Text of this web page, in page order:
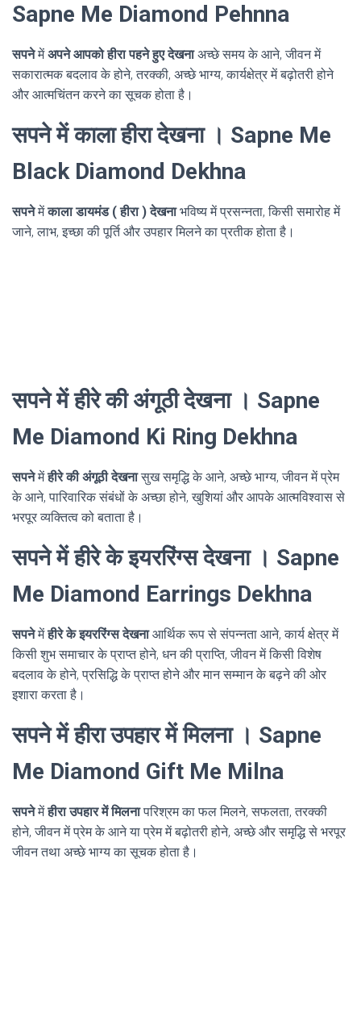
Sapne Me Diamond Pehnna
सपनेमेंअपने आपको हीरा पहने हुए देखनाअच्छे समय के आने, जीवन में
सकारात्मक बदलाव के होने, तरक्की, अच्छे भाग्य, कार्यक्षेत्र में बढ़ोतरी होने
और आत्मचिंतन करने का सूचक होता है।
सपने में काला हीरा देखना । Sapne Me
Black Diamond Dekhna
सपनेमेंकाला डायमंड ( हीरा ) देखनाभविष्य में प्रसन्नता, किसी समारोह में
जाने, लाभ, इच्छा की पूर्ति और उपहार मिलने का प्रतीक होता है।
सपने में हीरे की अंगूठी देखना । Sapne
Me Diamond Ki Ring Dekhna
सपनेमेंहीरे की अंगूठी देखनासुख समृद्धि के आने, अच्छे भाग्य, जीवन में प्रेम
के आने, पारिवारिक संबंधों के अच्छा होने, खुशियां और आपके आत्मविश्वास से
भरपूर व्यक्तित्व को बताता है।
सपने में हीरे के इयररिंग्स देखना । Sapne
Me Diamond Earrings Dekhna
सपनेमेंहीरे के इयररिंग्स देखनाआर्थिक रूप से संपन्नता आने, कार्य क्षेत्र में
किसी शुभ समाचार के प्राप्त होने, धन की प्राप्ति, जीवन में किसी विशेष
बदलाव के होने, प्रसिद्धि के प्राप्त होने और मान सम्मान के बढ़ने की ओर
इशारा करता है।
सपने में हीरा उपहार में मिलना । Sapne
Me Diamond Gift Me Milna
सपनेमेंहीरा उपहार में मिलनापरिश्रम का फल मिलने, सफलता, तरक्की
होने, जीवन में प्रेम के आने या प्रेम में बढ़ोतरी होने, अच्छे और समृद्धि से भरपूर
जीवन तथा अच्छे भाग्य का सूचक होता है।